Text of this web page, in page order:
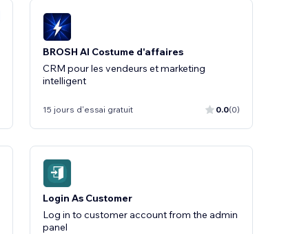
BROSH AI Costume d'affaires
CRM pour les vendeurs et marketing
intelligent
15 jours d'essai gratuit 0.0(0)
Login As Customer
Log in to customer account from the admin
panel